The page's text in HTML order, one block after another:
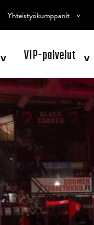
^ VIP-palvelut ^
Yhteistyökumppanit ^